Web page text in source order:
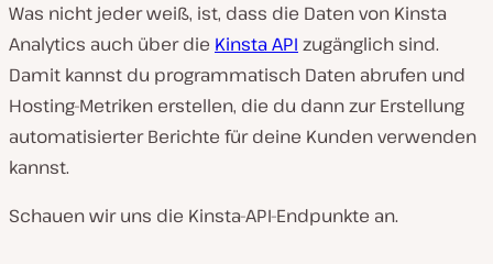
Was nicht jeder weiß, ist, dass die Daten von Kinsta
Analytics auch über die Kinsta API zugänglich sind.
Damit kannst du programmatisch Daten abrufen und
Hosting-Metriken erstellen, die du dann zur Erstellung
automatisierter Berichte für deine Kunden verwenden
kannst.
Schauen wir uns die Kinsta-API-Endpunkte an.